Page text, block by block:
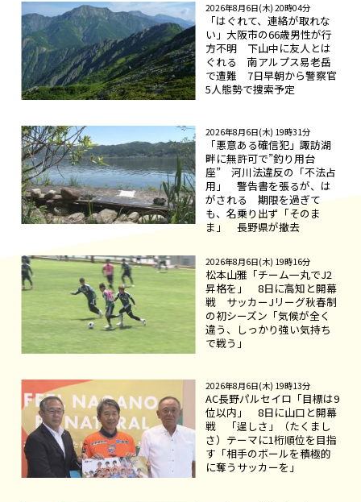
2026年8月6日(木) 20時04分
「はぐれて、連絡が取れな
い」大阪市の66歳男性が行
方不明 下山中に友人とは
ぐれる 南アルプス易老岳
で遭難 7日早朝から警察官
5人態勢で捜索予定
2026年8月6日(木) 19時31分
「悪意ある確信犯」諏訪湖
畔に無許可で”釣り用台
座” 河川法違反の「不法占
用」 警告書を張るが、は
がされる 期限を過ぎて
も、名乗り出ず「そのま
ま」 長野県が撤去
2026年8月6日(木) 19時16分
松本山雅「チーム一丸でJ2
昇格を」 8日に高知と開幕
戦 サッカーJリーグ秋春制
の初シーズン「気候が全く
違う、しっかり強い気持ち
で戦う」
2026年8月6日(木) 19時13分
AC長野パルセイロ「目標は9
位以内」 8日に山口と開幕
戦 「逞しさ」（たくまし
さ）テーマに1桁順位を目指
す「相手のボールを積極的
に奪うサッカーを」